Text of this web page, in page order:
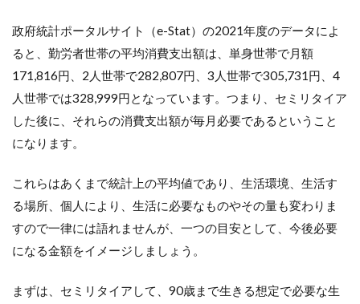
政府統計ポータルサイト（e-Stat）の2021年度のデータによ
ると、勤労者世帯の平均消費支出額は、単身世帯で月額
171,816円、2人世帯で282,807円、3人世帯で305,731円、4
人世帯では328,999円となっています。つまり、セミリタイア
した後に、それらの消費支出額が毎月必要であるということ
になります。
これらはあくまで統計上の平均値であり、生活環境、生活す
る場所、個人により、生活に必要なものやその量も変わりま
すので一律には語れませんが、一つの目安として、今後必要
になる金額をイメージしましょう。
まずは、セミリタイアして、90歳まで生きる想定で必要な生